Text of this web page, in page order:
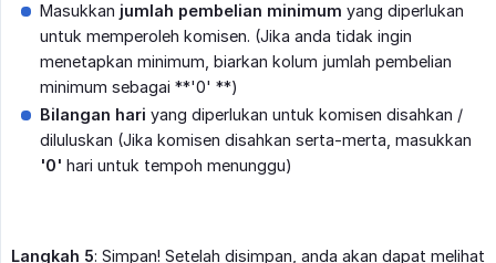
Masukkan jumlah pembelian minimum yang diperlukan
untuk memperoleh komisen. (Jika anda tidak ingin
menetapkan minimum, biarkan kolum jumlah pembelian
minimum sebagai **'0' **)
Bilangan hari yang diperlukan untuk komisen disahkan /
diluluskan (Jika komisen disahkan serta-merta, masukkan
'0' hari untuk tempoh menunggu)
Langkah 5: Simpan! Setelah disimpan, anda akan dapat melihat